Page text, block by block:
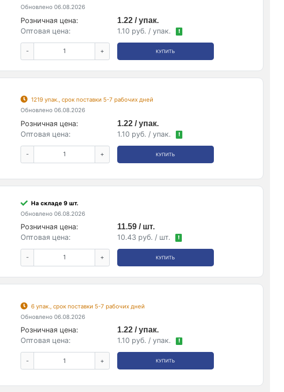
Обновлено 06.08.2026
Розничная цена:
1.22 / упак.
Оптовая цена:
1.10 руб. / упак. !
- + КУПИТЬ
1219 упак., срок поставки 5-7 рабочих дней
Обновлено 06.08.2026
Розничная цена:
1.22 / упак.
Оптовая цена:
1.10 руб. / упак. !
- + КУПИТЬ
На складе 9 шт.
Обновлено 06.08.2026
Розничная цена:
11.59 / шт.
Оптовая цена:
10.43 руб. / шт. !
- + КУПИТЬ
6 упак., срок поставки 5-7 рабочих дней
Обновлено 06.08.2026
Розничная цена:
1.22 / упак.
Оптовая цена:
1.10 руб. / упак. !
- + КУПИТЬ